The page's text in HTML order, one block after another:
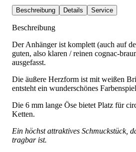
Beschreibung Details Service
Beschreibung
Der Anhänger ist komplett (auch auf
guten, also klaren / reinen cognac-
ausgefasst.
Die äußere Herzform ist mit weißen
entsteht ein wunderschönes
Die 6 mm lange Öse bietet Platz für
Ketten.
Ein höchst attraktives Schmuckstück,
tragbar ist.